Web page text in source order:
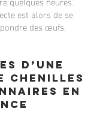
est alors de se
des œufs.
d’une
chenilles
en